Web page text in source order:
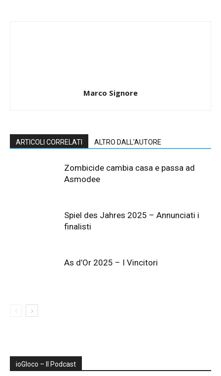
Marco Signore
ARTICOLI CORRELATI ALTRO DALL'AUTORE
Zombicide cambia casa e passa ad
Asmodee
Spiel des Jahres 2025 – Annunciati i
finalisti
As d’Or 2025 – I Vincitori
ioGIoco – Il Podcast